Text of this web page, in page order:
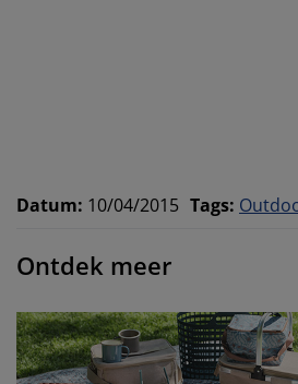
Datum: 10/04/2015 Tags:
Ontdek meer